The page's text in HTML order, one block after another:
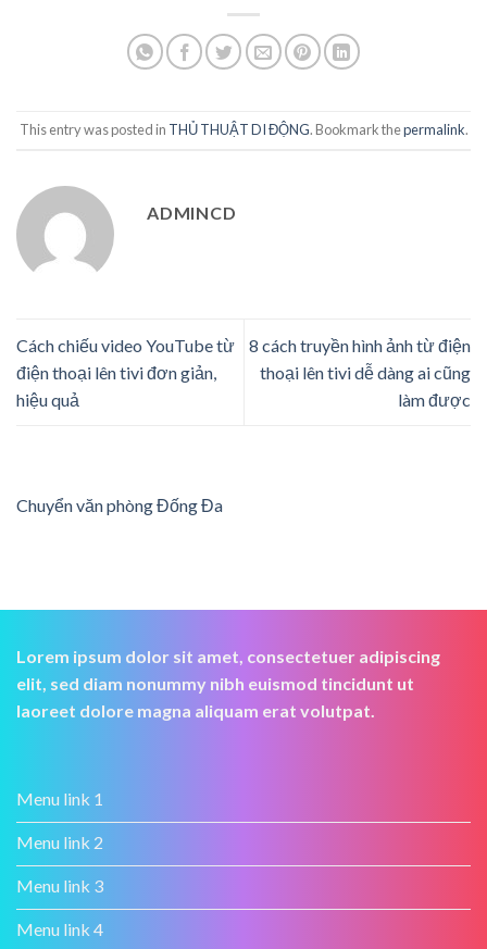
This entry was posted in THỦ THUẬT DI ĐỘNG. Bookmark thepermalink.
ADMINCD
Cách chiếu video YouTube từ
điện thoại lên tivi đơn giản,
hiệu quả
8 cách truyền hình ảnh từ điện
thoại lên tivi dễ dàng ai cũng
làm được
Chuyển văn phòng Đống Đa
Lorem ipsum dolor sit amet, consectetuer adipiscing
elit, sed diam nonummy nibh euismod tincidunt ut
laoreet dolore magna aliquam erat volutpat.
Menu link 1
Menu link 2
Menu link 3
Menu link 4